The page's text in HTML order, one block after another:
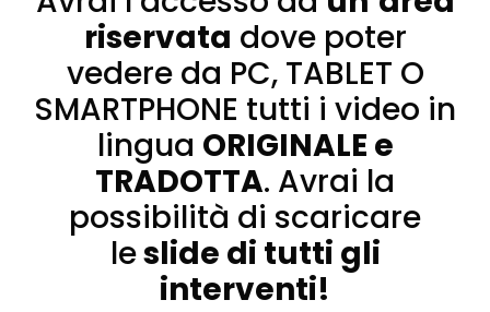
riservata dove poter
vedere da PC, TABLET O
SMARTPHONE tutti i video in
lingua ORIGINALE e
TRADOTTA. Avrai la
possibilità di scaricare
leslide di tutti gli
interventi!